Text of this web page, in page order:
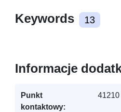
Keywords 13
Informacje
Punkt
kontaktowy:
41210